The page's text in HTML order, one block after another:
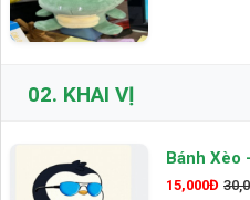
02. KHAI VỊ
Bánh Xèo
15,000Đ